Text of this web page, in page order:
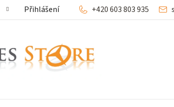
Přihlášení +420 603 803 935